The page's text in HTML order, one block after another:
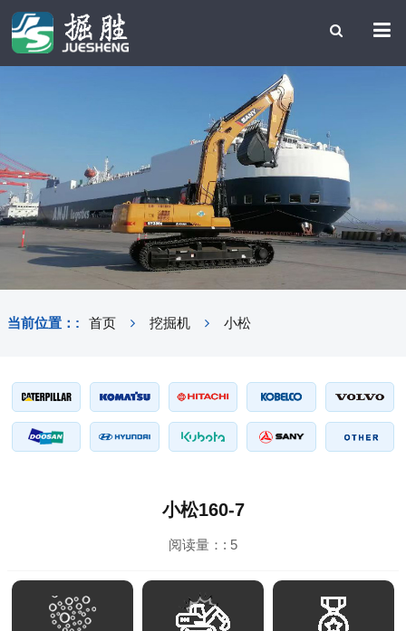
当前位置：: 首页 挖掘机 小松
小松160-7
阅读量：: 5